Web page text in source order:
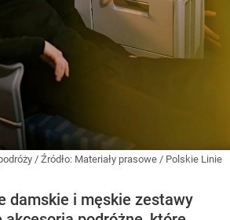
/ Źródło: Materiały prasowe / Polskie Linie
damskie i męskie zestawy